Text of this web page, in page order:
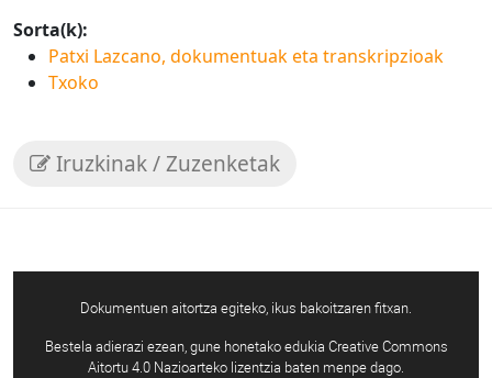
Sorta(k):
Patxi Lazcano, dokumentuak eta transkripzioak
Txoko
Iruzkinak / Zuzenketak
Dokumentuen aitortza egiteko, ikus bakoitzaren fitxan.
Bestela adierazi ezean, gune honetako edukia Creative Commons
Aitortu 4.0 Nazioarteko lizentzia baten menpe dago.